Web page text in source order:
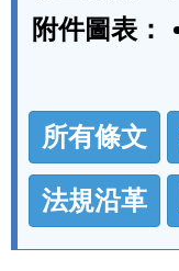
附件圖表：
法
規
功
能
按
所有條文
法規沿革